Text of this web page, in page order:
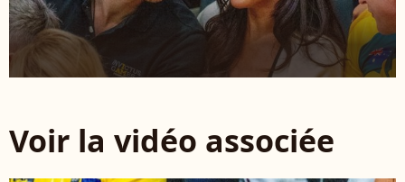
Voir la vidéo associée